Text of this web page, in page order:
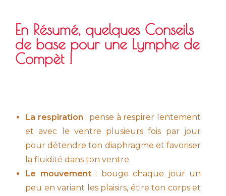
En Résumé, quelques Conseils
de base pour une Lymphe de
Compèt !
La respiration : pense à respirer lentement
et avec le ventre plusieurs fois par jour
pour détendre ton diaphragme et favoriser
la fluidité dans ton ventre.
Le mouvement: bouge chaque jour un
peu en variant les plaisirs, étire ton corps et